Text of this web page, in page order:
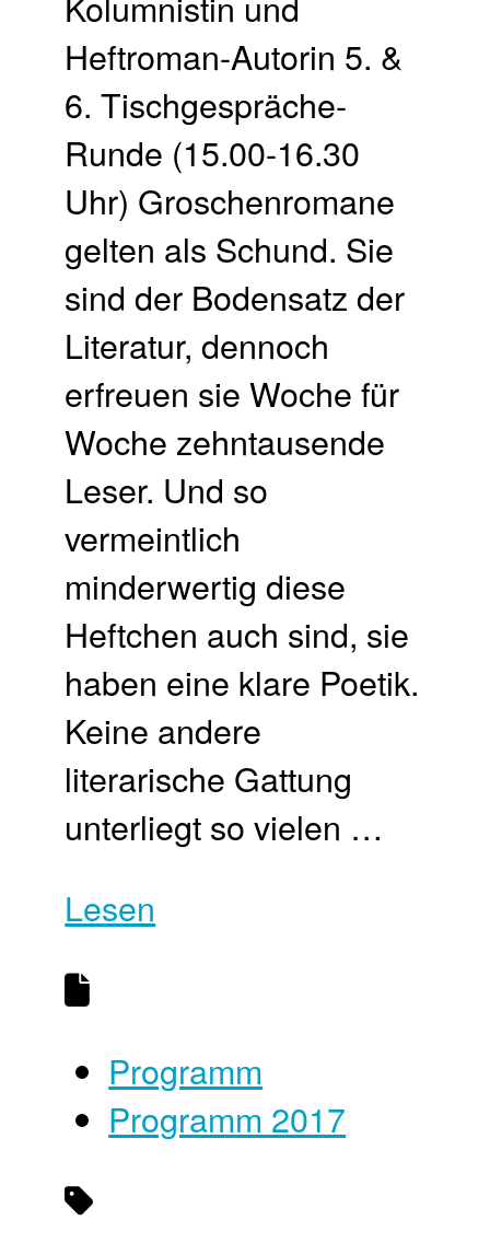
Heftroman-Autorin 5. &
6. Tischgespräche-
Runde (15.00-16.30
Uhr) Groschenromane
gelten als Schund. Sie
sind der Bodensatz der
Literatur, dennoch
erfreuen sie Woche für
Woche zehntausende
Leser. Und so
vermeintlich
minderwertig diese
Heftchen auch sind, sie
haben eine klare Poetik.
Keine andere
literarische Gattung
unterliegt so vielen …
Lesen
Programm
Programm 2017